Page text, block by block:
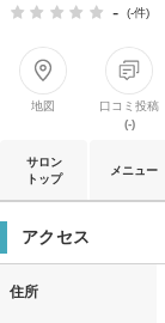
- (-件)
地図
口コミ投稿
(-)
サロン
トップ
メニュー
アクセス
住所